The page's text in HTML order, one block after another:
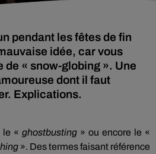
pendant les fêtes de fin
idée, car vous
« snow-globing ». Une
dont il faut
Explications.
le « ghostbusting » ou encore le «
». Des termes faisant référence